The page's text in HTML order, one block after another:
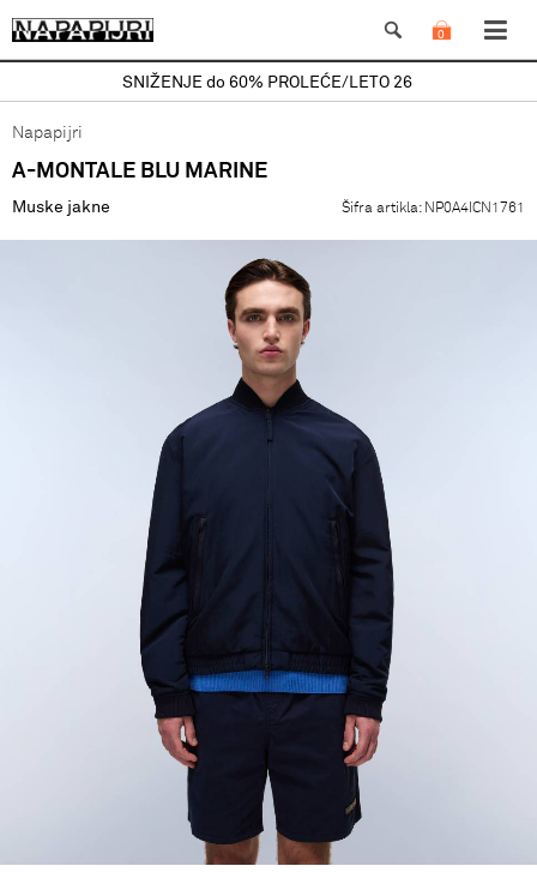
0
SNIŽENJE do 60% PROLEĆE/LETO 26
Napapijri
A-MONTALE BLU MARINE
Muske jakne Šifra artikla: NP0A4ICN1761